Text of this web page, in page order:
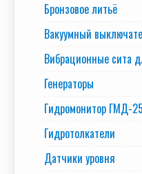
Бронзовое литьё
Вакуумный
Вибрационные сита
Генераторы
Гидромонитор ГМД-
Гидротолкатели
Датчики уровня